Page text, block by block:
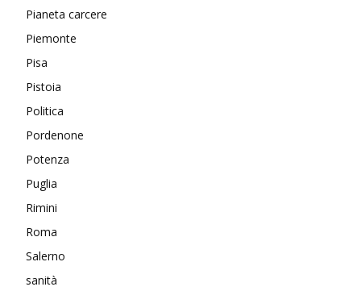
Pianeta carcere
Piemonte
Pisa
Pistoia
Politica
Pordenone
Potenza
Puglia
Rimini
Roma
Salerno
sanità